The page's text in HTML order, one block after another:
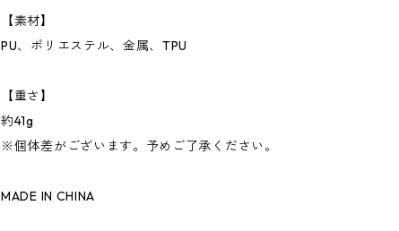
【素材】
PU、ポリエステル、金属、TPU
【重さ】
約41g
※個体差がございます。予めご了承ください。
MADE IN CHINA